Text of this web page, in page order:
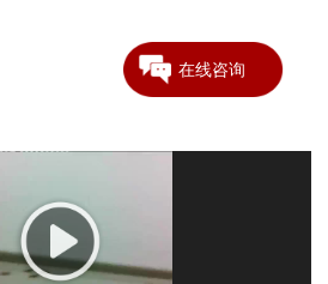
在线咨询